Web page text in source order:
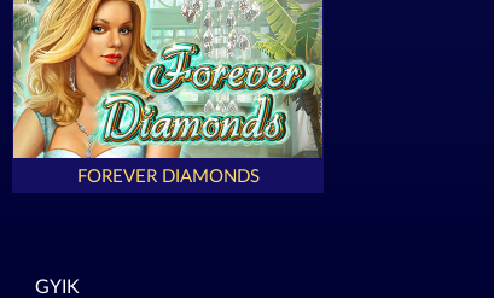
FOREVER DIAMONDS
GYIK